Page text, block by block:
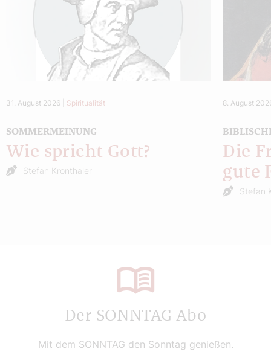
31. August 2026 Spiritualität
SOMMERMEINUNG
Wie spricht Gott?
Stefan Kronthaler
8. August
Die
gute
Stefan
Der SONNTAG Abo
Mit dem SONNTAG den Sonntag genießen.